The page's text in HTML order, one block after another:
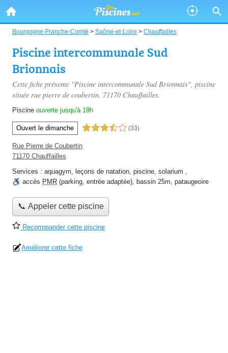
Bourgogne-Franche-Comté > Saône-et-Loire > Chauffailles
Piscine intercommunale Sud
Brionnais
Cette fiche présente "Piscine intercommunale Sud Brionnais", piscine
située rue pierre de coubertin, 71170 Chauffailles.
Piscine ouverte jusqu'à 19h
Ouvert le dimanche 3,5 étoiles sur 5 (33)
Rue Pierre de Coubertin
71170 Chauffailles
Services : aquagym, leçons de natation, piscine, solarium ,
accès PMR (parking, entrée adaptée), bassin 25m, pataugeoire
📞 Appeler cette piscine
Recommander cette piscine
Améliorer cette fiche